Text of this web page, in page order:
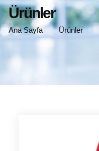
Ürünler
Ana Sayfa Ürünler